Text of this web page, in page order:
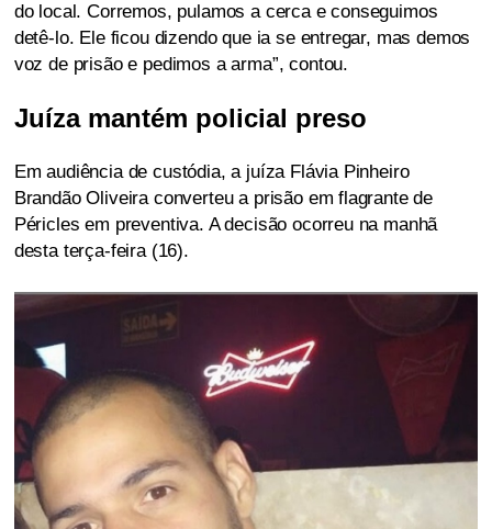
do local. Corremos, pulamos a cerca e conseguimos
detê-lo. Ele ficou dizendo que ia se entregar, mas demos
voz de prisão e pedimos a arma”, contou.
Juíza mantém policial preso
Em audiência de custódia, a juíza Flávia Pinheiro
Brandão Oliveira converteu a prisão em flagrante de
Péricles em preventiva. A decisão ocorreu na manhã
desta terça-feira (16).